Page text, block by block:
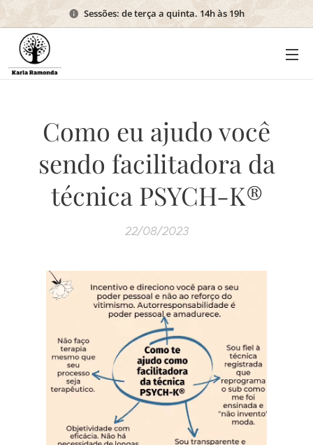
Sessões: de terça a quinta. 14h às 19h
Como eu ajudo você
sendo facilitadora da
técnica PSYCH-K®
22/08/2023